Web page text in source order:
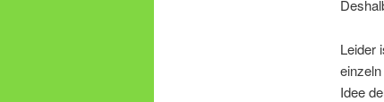
Leider
Idee